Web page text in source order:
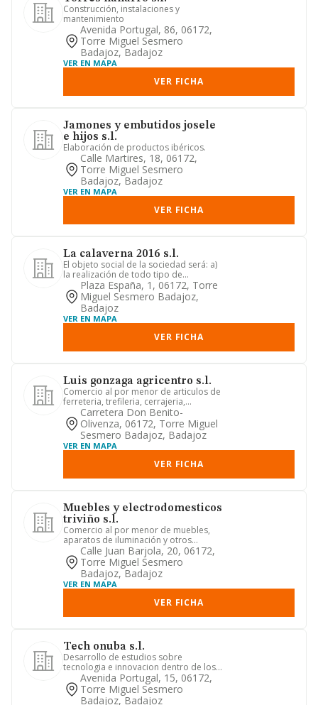
Construcción, instalaciones y
mantenimiento
Avenida Portugal, 86, 06172,
Torre Miguel Sesmero
Badajoz, Badajoz
VER EN MAPA
VER FICHA
Jamones y embutidos josele
e hijos s.l.
Elaboración de productos ibéricos.
Calle Martires, 18, 06172,
Torre Miguel Sesmero
Badajoz, Badajoz
VER EN MAPA
VER FICHA
La calaverna 2016 s.l.
El objeto social de la sociedad será: a)
la realización de todo tipo de
actuaciones, obras, trabajo...
Plaza España, 1, 06172, Torre
Miguel Sesmero Badajoz,
Badajoz
VER EN MAPA
VER FICHA
Luis gonzaga agricentro s.l.
Comercio al por menor de articulos de
ferreteria, trefileria, cerrajeria,
herrajes, metalisteria, t...
Carretera Don Benito-
Olivenza, 06172, Torre Miguel
Sesmero Badajoz, Badajoz
VER EN MAPA
VER FICHA
Muebles y electrodomesticos
triviño s.l.
Comercio al por menor de muebles,
aparatos de iluminación y otros
artículos de uso doméstico en est...
Calle Juan Barjola, 20, 06172,
Torre Miguel Sesmero
Badajoz, Badajoz
VER EN MAPA
VER FICHA
Tech onuba s.l.
Desarrollo de estudios sobre
tecnologia e innovacion dentro de los
sectores tradicionales mediante ...
Avenida Portugal, 15, 06172,
Torre Miguel Sesmero
Badajoz, Badajoz